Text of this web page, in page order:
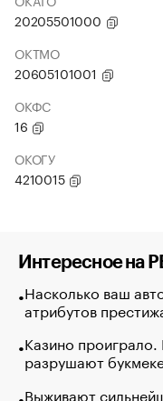
20205501000
ОКТМО
20605101001
ОКФС
16
ОКОГУ
4210015
Интересное на
Насколько ваш
атрибутов
Казино
разрушают
Выживают